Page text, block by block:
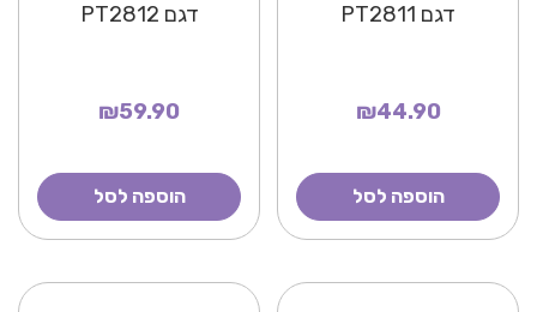
דגם PT2811
₪44.90
הוספה לסל
דגם PT2812
₪59.90
הוספה לסל